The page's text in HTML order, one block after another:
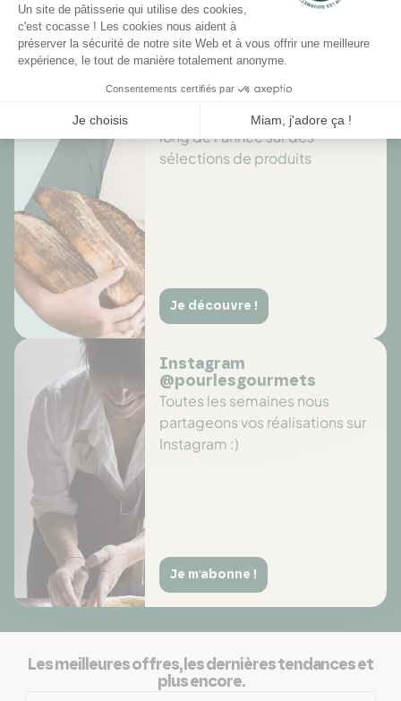
Des offres toute l’année
Profitez de promotions tout au
long de l'année sur des
sélections de produits
Je découvre !
Instagram
@pourlesgourmets
Toutes les semaines nous
partageons vos réalisations sur
Instagram :)
Je m'abonne !
Les meilleures offres, les dernières tendances et
plus encore.